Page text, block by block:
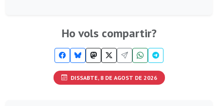
Ho vols compartir?
DISSABTE, 8 DE AGOST DE 2026